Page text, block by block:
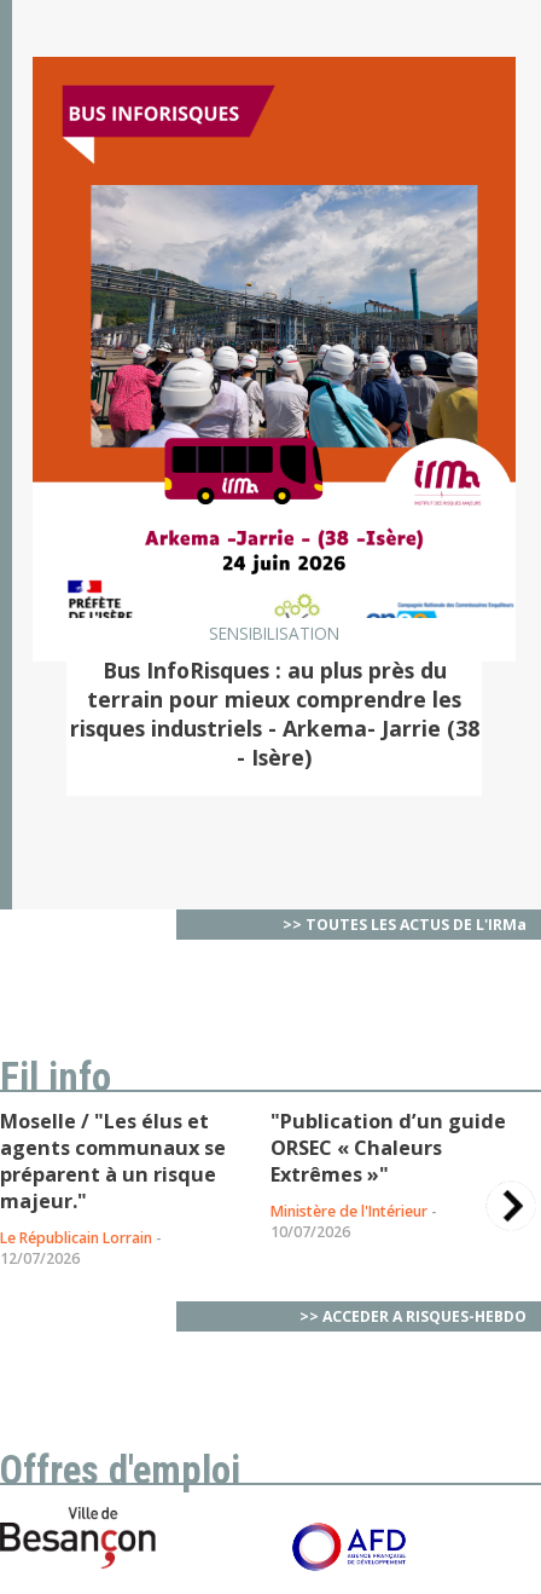
SENSIBILISATION
Bus InfoRisques : au plus près du
terrain pour mieux comprendre les
risques industriels - Arkema- Jarrie (38
- Isère)
>> TOUTES LES ACTUS DE L'IRMa
Fil info
Moselle / "Les élus et
agents communaux se
préparent à un risque
majeur."
Le Républicain Lorrain -
12/07/2026
"Publication d’un guide
ORSEC « Chaleurs
Extrêmes »"
Ministère de l'Intérieur -
10/07/2026
>> ACCEDER A RISQUES-HEBDO
Offres d'emploi